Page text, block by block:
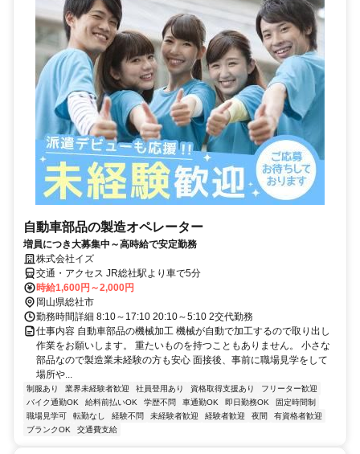
自動車部品の製造オペレーター
増員につき大募集中～高時給で安定勤務
株式会社イズ
交通・アクセス JR総社駅より車で5分
時給1,600円～2,000円
岡山県総社市
勤務時間詳細 8:10～17:10 20:10～5:10 2交代勤務
仕事内容 自動車部品の機械加工 機械が自動で加工するので取り出し
作業をお願いします。 重たいものを持つこともありません。 小さな
部品なので製造業未経験の方も安心 面接後、事前に職場見学をして
場所や...
制服あり 業界未経験者歓迎 社員登用あり 資格取得支援あり
フリーター歓迎
バイク通勤OK
給料前払いOK 学歴不問 車通勤OK 即日勤務OK
固定時間制
職場見学可
転勤なし 経験不問 未経験者歓迎 経験者歓迎 夜間
有資格者歓迎
ブランクOK
交通費支給